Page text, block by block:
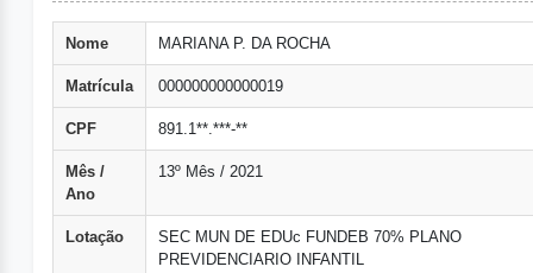
Nome MARIANA P. DA ROCHA
Matrícula 000000000000019
CPF 891.1**.***-**
Mês /
Ano
13º Mês / 2021
Lotação
SEC MUN DE EDUc FUNDEB 70% PLANO
PREVIDENCIARIO INFANTIL